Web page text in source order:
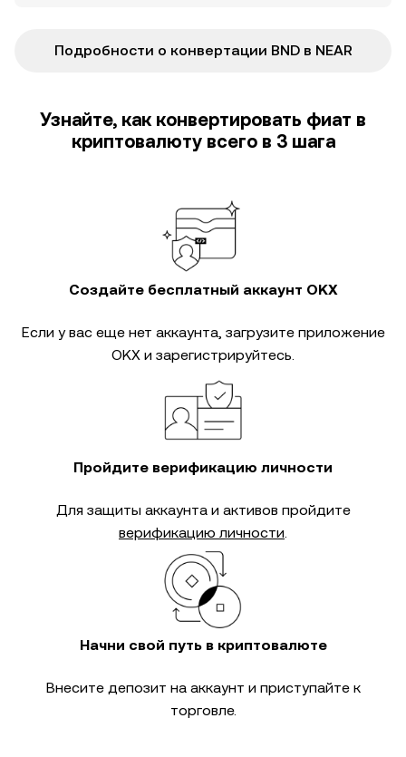
Подробности о конвертации BND в NEAR
Узнайте, как конвертировать фиат в
криптовалюту всего в 3 шага
Создайте бесплатный аккаунт OKX
Если у вас еще нет аккаунта, загрузите приложение
OKX и зарегистрируйтесь.
Пройдите верификацию личности
Для защиты аккаунта и активов пройдите
верификацию личности.
Начни свой путь в криптовалюте
Внесите депозит на аккаунт и приступайте к
торговле.